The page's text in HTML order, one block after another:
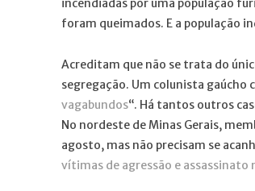
incendiadas por uma população
foram queimados. E a população
Acreditam que não se trata do
segregação. Um colunista gaúcho
vagabundos“. Há tantos outros
No nordeste de Minas Gerais,
agosto, mas não precisam se
vítimas de agressão e assassinato